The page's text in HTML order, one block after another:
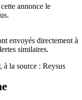
annonce le
envoyés directement à
similaires.
la source : Reysus